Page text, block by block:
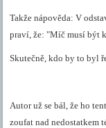
Takže nápověda: V
praví, že: "Míč musí
Skutečně, kdo by to byl
Autor už se bál, že ho
zoufat nad nedostatkem